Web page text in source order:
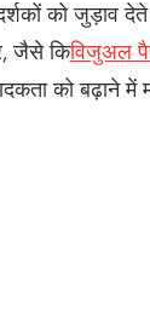
को
जैसे किविजुअल
को बढ़ाने में